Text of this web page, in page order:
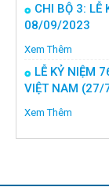
CHI BỘ 3: LỄ
08/09/2023
Xem Thêm
LỄ KỶ NIỆM
VIỆT NAM
Xem Thêm